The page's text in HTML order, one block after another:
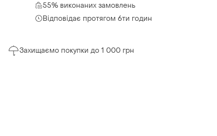
55% виконаних замовлень
Відповідає протягом 6ти годин
Захищаємо покупки до 1 000 грн